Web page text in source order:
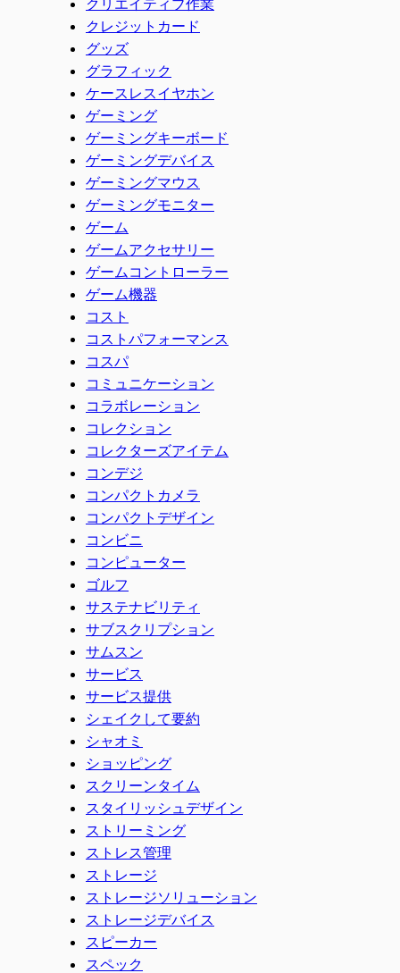
クレジットカード
グッズ
グラフィック
ケースレスイヤホン
ゲーミング
ゲーミングキーボード
ゲーミングデバイス
ゲーミングマウス
ゲーミングモニター
ゲーム
ゲームアクセサリー
ゲームコントローラー
ゲーム機器
コスト
コストパフォーマンス
コスパ
コミュニケーション
コラボレーション
コレクション
コレクターズアイテム
コンデジ
コンパクトカメラ
コンパクトデザイン
コンビニ
コンピューター
ゴルフ
サステナビリティ
サブスクリプション
サムスン
サービス
サービス提供
シェイクして要約
シャオミ
ショッピング
スクリーンタイム
スタイリッシュデザイン
ストリーミング
ストレス管理
ストレージ
ストレージソリューション
ストレージデバイス
スピーカー
スペック